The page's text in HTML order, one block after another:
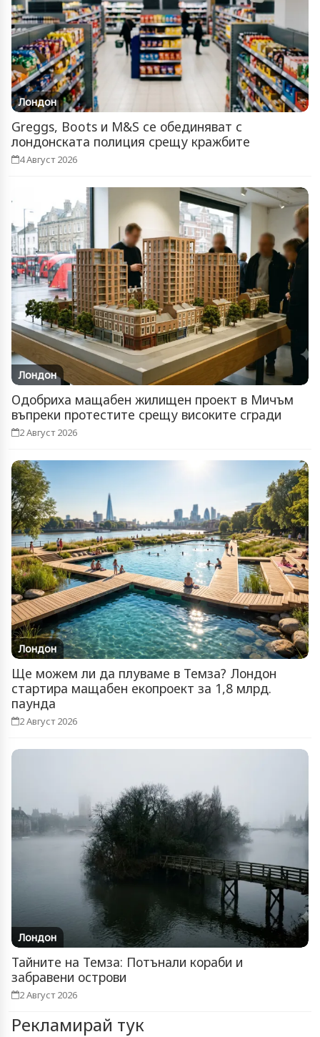
Лондон
Greggs, Boots и M&S се обединяват с
лондонската полиция срещу кражбите
4 Август 2026
Лондон
Одобриха мащабен жилищен проект в Мичъм
въпреки протестите срещу високите сгради
2 Август 2026
Лондон
Ще можем ли да плуваме в Темза? Лондон
стартира мащабен екопроект за 1,8 млрд.
паунда
2 Август 2026
Лондон
Тайните на Темза: Потънали кораби и
забравени острови
2 Август 2026
Рекламирай тук